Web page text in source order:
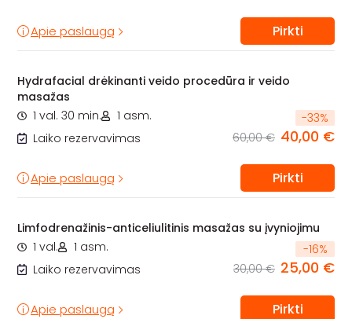
Apie paslaugą Pirkti
Hydrafacial drėkinanti veido procedūra ir veido
masažas
1 val. 30 min.
1 asm.
Laiko rezervavimas
-33%
60,00 € 40,00 €
Apie paslaugą Pirkti
Limfodrenažinis-anticeliulitinis masažas su įvyniojimu
1 val.
1 asm.
Laiko rezervavimas
-16%
30,00 € 25,00 €
Apie paslaugą Pirkti